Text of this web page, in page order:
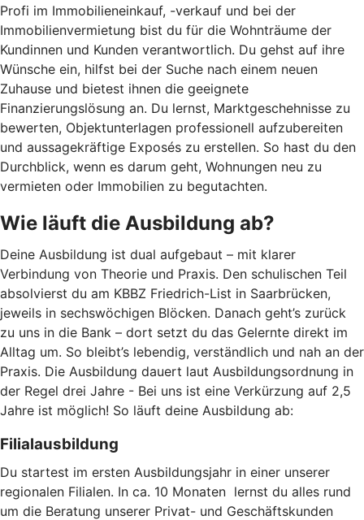
Profi im Immobilieneinkauf, -verkauf und bei der
Immobilienvermietung bist du für die Wohnträume der
Kundinnen und Kunden verantwortlich. Du gehst auf ihre
Wünsche ein, hilfst bei der Suche nach einem neuen
Zuhause und bietest ihnen die geeignete
Finanzierungslösung an. Du lernst, Marktgeschehnisse zu
bewerten, Objektunterlagen professionell aufzubereiten
und aussagekräftige Exposés zu erstellen. So hast du den
Durchblick, wenn es darum geht, Wohnungen neu zu
vermieten oder Immobilien zu begutachten.
Wie läuft die Ausbildung ab?
Deine Ausbildung ist dual aufgebaut – mit klarer
Verbindung von Theorie und Praxis. Den schulischen Teil
absolvierst du am KBBZ Friedrich-List in Saarbrücken,
jeweils in sechswöchigen Blöcken. Danach geht’s zurück
zu uns in die Bank – dort setzt du das Gelernte direkt im
Alltag um. So bleibt’s lebendig, verständlich und nah an der
Praxis. Die Ausbildung dauert laut Ausbildungsordnung in
der Regel drei Jahre - Bei uns ist eine Verkürzung auf 2,5
Jahre ist möglich! So läuft deine Ausbildung ab:
Filialausbildung
Du startest im ersten Ausbildungsjahr in einer unserer
regionalen Filialen. In ca. 10 Monaten lernst du alles rund
um die Beratung unserer Privat- und Geschäftskunden